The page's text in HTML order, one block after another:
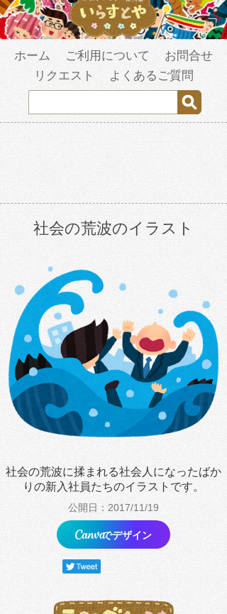
ホーム ご利用について
お問合せ
リクエスト
よくあるご質問
社会の荒波のイラスト
社会の荒波に揉まれる社会人になったばか
りの新入社員たちのイラストです。
公開日：2017/11/19
でデザイン